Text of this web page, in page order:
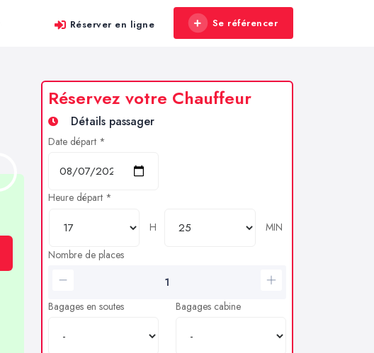
Réserver en ligne Se référencer
Réservez votre Chauffeur
Détails passager
Date départ *
Heure départ *
H
MIN
Nombre de places
Bagages en soutes Bagages cabine